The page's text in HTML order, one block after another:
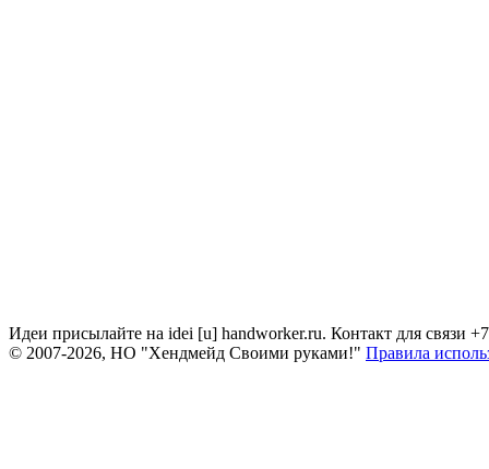
Идеи присылайте на idei [u] handworker.ru. Контакт для связи
© 2007-2026, НО "Хендмейд Своими руками!" Правила